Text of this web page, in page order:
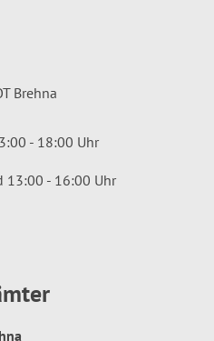
Brehna
- 18:00 Uhr
13:00 - 16:00 Uhr